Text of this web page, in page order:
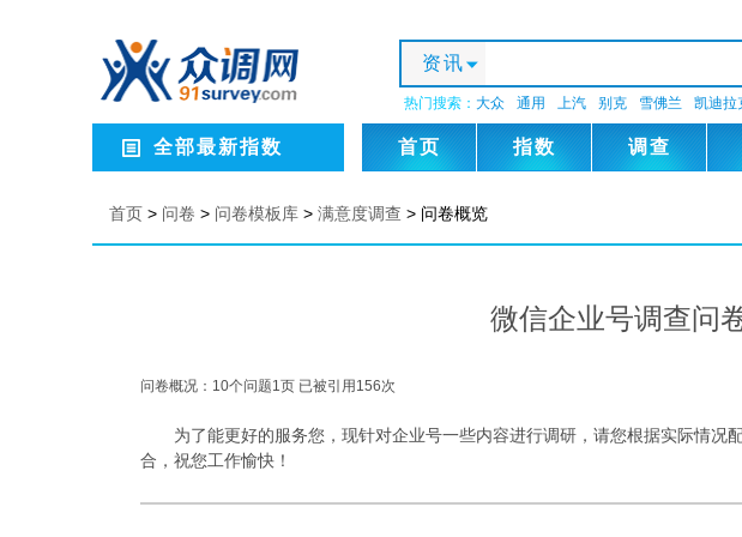
资讯
热门搜索： 大众 通用 上汽 别克 雪佛兰 凯迪拉
全部最新指数 首页 指数 调查
首页 > 问卷 > 问卷模板库 > 满意度调查 > 问卷概览
微信企业号调查问
问卷概况： 10个问题1页 已被引用 156次
为了能更好的服务您，现针对企业号一些内容进行调研，请您根据实际情况
合，祝您工作愉快！